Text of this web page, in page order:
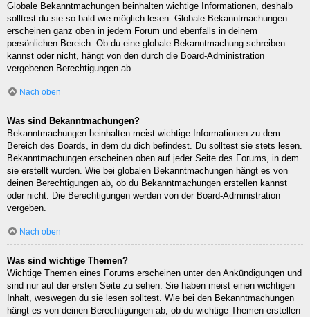
Globale Bekanntmachungen beinhalten wichtige Informationen, deshalb
solltest du sie so bald wie möglich lesen. Globale Bekanntmachungen
erscheinen ganz oben in jedem Forum und ebenfalls in deinem
persönlichen Bereich. Ob du eine globale Bekanntmachung schreiben
kannst oder nicht, hängt von den durch die Board-Administration
vergebenen Berechtigungen ab.
Nach oben
Was sind Bekanntmachungen?
Bekanntmachungen beinhalten meist wichtige Informationen zu dem
Bereich des Boards, in dem du dich befindest. Du solltest sie stets lesen.
Bekanntmachungen erscheinen oben auf jeder Seite des Forums, in dem
sie erstellt wurden. Wie bei globalen Bekanntmachungen hängt es von
deinen Berechtigungen ab, ob du Bekanntmachungen erstellen kannst
oder nicht. Die Berechtigungen werden von der Board-Administration
vergeben.
Nach oben
Was sind wichtige Themen?
Wichtige Themen eines Forums erscheinen unter den Ankündigungen und
sind nur auf der ersten Seite zu sehen. Sie haben meist einen wichtigen
Inhalt, weswegen du sie lesen solltest. Wie bei den Bekanntmachungen
hängt es von deinen Berechtigungen ab, ob du wichtige Themen erstellen